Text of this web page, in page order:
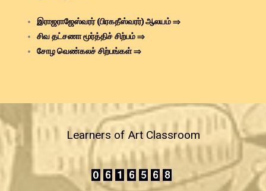
இராஜராஜேஸ்வரர் (பிரகதீஸ்வரர்) ஆலயம் ⇒
சிவ தட்சணா மூர்த்திச் சிற்பம் ⇒
சோழ வெண்கலச் சிற்பங்கள் ⇒
Learners of Art Classroom